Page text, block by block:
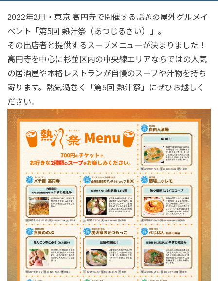
2022年2月・東京 高円寺で開催する話題の屋外グルメイ
ベント「第5回 熱汁祭（あつじるさい）」。
その出店者と提供するスープメニューが決まりました！
高円寺を中心に杉並区内の中央線エリアならではの人気
の居酒屋や本格レストランが自慢のスープや汁物を持ち
寄ります。熱気渦巻く「第5回 熱汁祭」にぜひお越しく
ださい。